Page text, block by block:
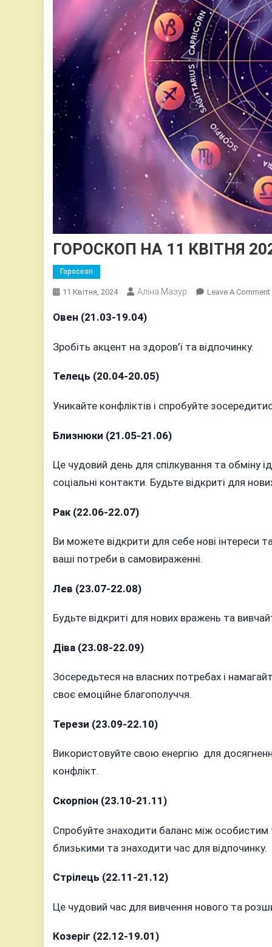
ГОРОСКОП НА 11 КВІТНЯ
Гороскоп
11 Квітня, 2024 Аліна Мазур Leave A Comment
Овен (21.03-19.04)
Зробіть акцент на здоров’ї та відпочинку.
Телець (20.04-20.05)
Уникайте конфліктів і спробуйте
Близнюки (21.05-21.06)
Це чудовий день для спілкування та обміну
соціальні контакти. Будьте відкриті для
Рак (22.06-22.07)
Ви можете відкрити для себе нові інтереси
ваші потреби в самовираженні.
Лев (23.07-22.08)
Будьте відкриті для нових вражень та
Діва (23.08-22.09)
Зосередьтеся на власних потребах і
своє емоційне благополуччя.
Терези (23.09-22.10)
Використовуйте свою енергію для
конфлікт.
Скорпіон (23.10-21.11)
Спробуйте знаходити баланс між
близькими та знаходити час для відпочинку.
Стрілець (22.11-21.12)
Це чудовий час для вивчення нового та
Козеріг (22.12-19.01)